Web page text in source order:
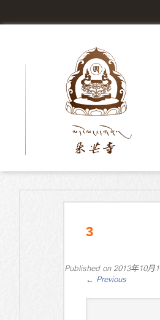
3
Published on 2013年10月
← Previous